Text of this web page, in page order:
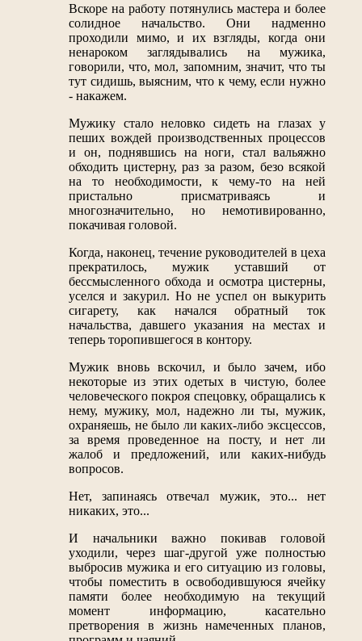
Вскоре на работу потянулись мастера и более
солидное начальство. Они надменно
проходили мимо, и их взгляды, когда они
ненароком заглядывались на мужика,
говорили, что, мол, запомним, значит, что ты
тут сидишь, выясним, что к чему, если нужно
- накажем.
Мужику стало неловко сидеть на глазах у
пеших вождей производственных процессов
и он, поднявшись на ноги, стал вальяжно
обходить цистерну, раз за разом, безо всякой
на то необходимости, к чему-то на ней
пристально присматриваясь и
многозначительно, но немотивированно,
покачивая головой.
Когда, наконец, течение руководителей в цеха
прекратилось, мужик уставший от
бессмысленного обхода и осмотра цистерны,
уселся и закурил. Но не успел он выкурить
сигарету, как начался обратный ток
начальства, давшего указания на местах и
теперь торопившегося в контору.
Мужик вновь вскочил, и было зачем, ибо
некоторые из этих одетых в чистую, более
человеческого покроя спецовку, обращались к
нему, мужику, мол, надежно ли ты, мужик,
охраняешь, не было ли каких-либо эксцессов,
за время проведенное на посту, и нет ли
жалоб и предложений, или каких-нибудь
вопросов.
Нет, запинаясь отвечал мужик, это... нет
никаких, это...
И начальники важно покивав головой
уходили, через шаг-другой уже полностью
выбросив мужика и его ситуацию из головы,
чтобы поместить в освободившуюся ячейку
памяти более необходимую на текущий
момент информацию, касательно
претворения в жизнь намеченных планов,